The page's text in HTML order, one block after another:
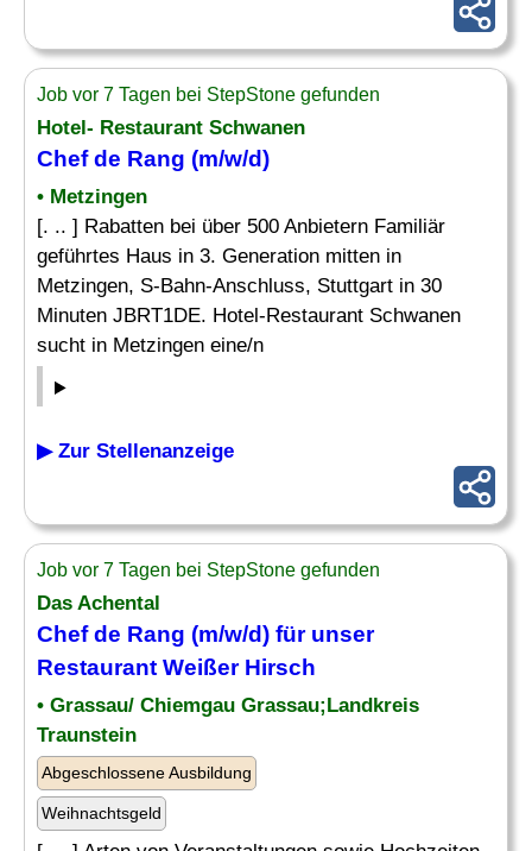
Job vor 7 Tagen bei StepStone gefunden
Hotel- Restaurant Schwanen
Chefde Rang (m/w/d)
• Metzingen
[. .. ] Rabatten bei über 500 Anbietern Familiär
geführtes Haus in 3. Generation mitten in
Metzingen, S-Bahn-Anschluss, Stuttgart in 30
Minuten JBRT1DE. Hotel-Restaurant Schwanen
sucht in Metzingen eine/n
▶ Zur Stellenanzeige
Job vor 7 Tagen bei StepStone gefunden
Das Achental
Chefde Rang (m/w/d) für unser
Restaurant Weißer Hirsch
• Grassau/ Chiemgau Grassau;Landkreis
Traunstein
Abgeschlossene Ausbildung
Weihnachtsgeld